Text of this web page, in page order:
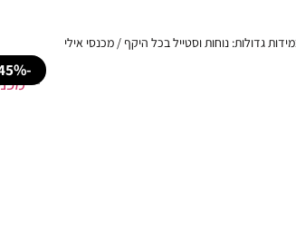
גדולות: נוחות וסטייל בכל היקף/ מכנסי אילי
-45%